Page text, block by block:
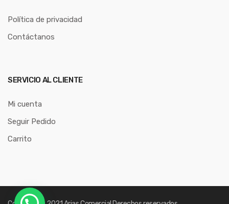
Política de privacidad
Contáctanos
SERVICIO AL CLIENTE
Mi cuenta
Seguir Pedido
Carrito